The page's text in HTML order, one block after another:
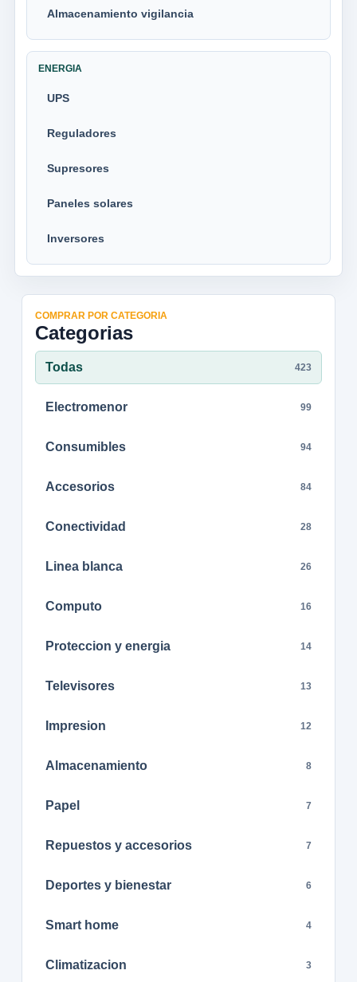
Almacenamiento vigilancia
ENERGIA
UPS
Reguladores
Supresores
Paneles solares
Inversores
COMPRAR POR CATEGORIA
Categorias
Todas 423
Electromenor 99
Consumibles 94
Accesorios 84
Conectividad 28
Linea blanca 26
Computo 16
Proteccion y energia 14
Televisores 13
Impresion 12
Almacenamiento 8
Papel 7
Repuestos y accesorios 7
Deportes y bienestar 6
Smart home 4
Climatizacion 3